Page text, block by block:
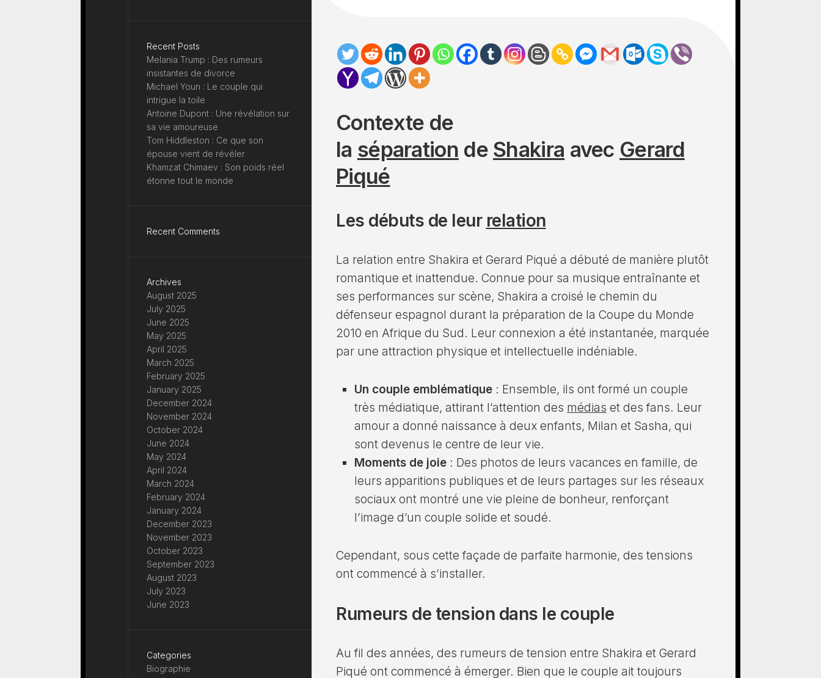
Contexte de
la séparation de Shakira avec Gerard
Piqué
Les débuts de leur relation
La relation entre Shakira et Gerard Piqué a débuté de manière plutôt
romantique et inattendue. Connue pour sa musique entraînante et
ses performances sur scène, Shakira a croisé le chemin du
défenseur espagnol durant la préparation de la Coupe du Monde
2010 en Afrique du Sud. Leur connexion a été instantanée, marquée
par une attraction physique et intellectuelle indéniable.
Un couple emblématique : Ensemble, ils ont formé un couple
très médiatique, attirant l’attention des médias et des fans. Leur
amour a donné naissance à deux enfants, Milan et Sasha, qui
sont devenus le centre de leur vie.
Moments de joie : Des photos de leurs vacances en famille, de
leurs apparitions publiques et de leurs partages sur les réseaux
sociaux ont montré une vie pleine de bonheur, renforçant
l’image d’un couple solide et soudé.
Cependant, sous cette façade de parfaite harmonie, des tensions
ont commencé à s’installer.
Rumeurs de tension dans le couple
Au fil des années, des rumeurs de tension entre Shakira et Gerard
Piqué ont commencé à émerger. Bien que le couple ait toujours
Recent Posts
Melania Trump : Des rumeurs
insistantes de divorce
Michael Youn : Le couple qui
intrigue la toile
Antoine Dupont : Une révélation sur
sa vie amoureuse
Tom Hiddleston : Ce que son
épouse vient de révéler
Khamzat Chimaev : Son poids réel
étonne tout le monde
Recent Comments
Archives
August 2025
July 2025
June 2025
May 2025
April 2025
March 2025
February 2025
January 2025
December 2024
November 2024
October 2024
June 2024
May 2024
April 2024
March 2024
February 2024
January 2024
December 2023
November 2023
October 2023
September 2023
August 2023
July 2023
June 2023
Categories
Biographie